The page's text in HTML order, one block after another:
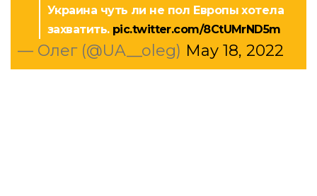
Украина чуть ли не пол Европы хотела
захватить. pic.twitter.com/8CtUMrND5m
— Олег (@UA__oleg) May 18, 2022